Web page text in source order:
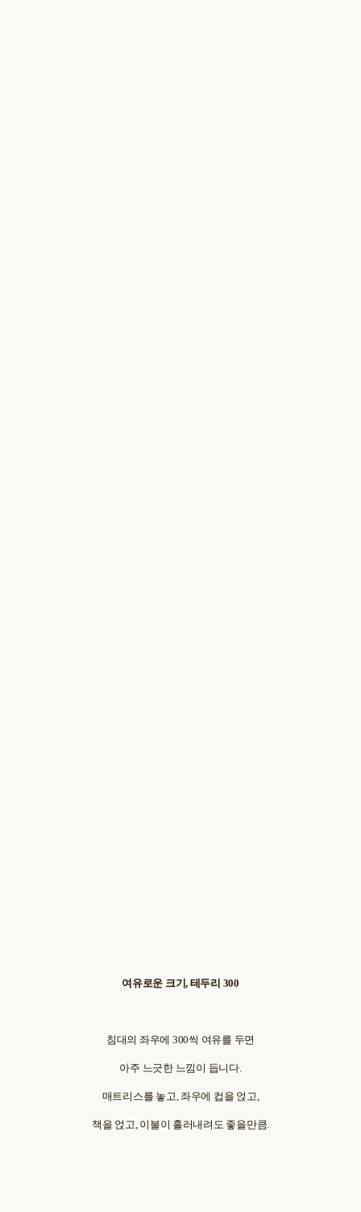
여유로운 크기, 테두리 300
침대의 좌우에 300씩 여유를 두면
아주 느긋한 느낌이 듭니다.
매트리스를 놓고, 좌우에 컵을 얹고,
책을 얹고, 이불이 흘러내려도 좋을만큼.